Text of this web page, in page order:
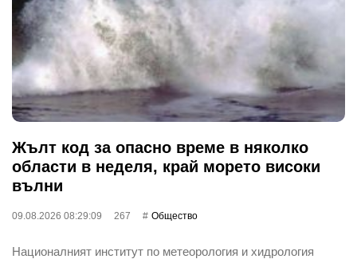
Жълт код за опасно време в няколко
области в неделя, край морето високи
вълни
09.08.2026 08:29:09 267 Общество
Националният институт по метеорология и хидрология